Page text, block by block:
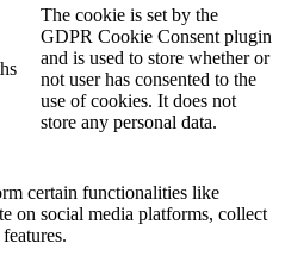
The cookie is set by the
GDPR Cookie Consent plugin
and is used to store whether or
not user has consented to the
use of cookies. It does not
store any personal data.
certain functionalities like
on social media platforms, collect